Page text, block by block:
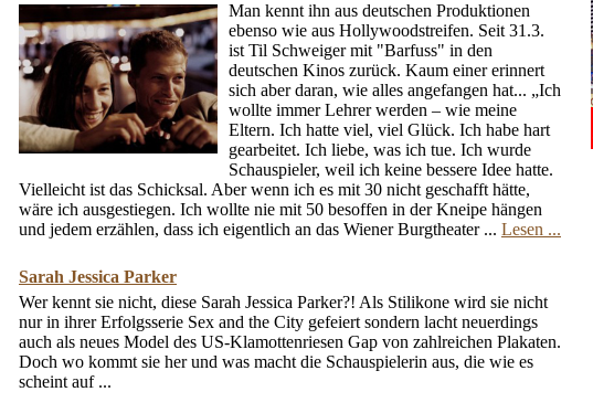
Man kennt ihn aus deutschen Produktionen
ebenso wie aus Hollywoodstreifen. Seit 31.3.
ist Til Schweiger mit "Barfuss" in den
deutschen Kinos zurück. Kaum einer erinnert
sich aber daran, wie alles angefangen hat... „Ich
wollte immer Lehrer werden – wie meine
Eltern. Ich hatte viel, viel Glück. Ich habe hart
gearbeitet. Ich liebe, was ich tue. Ich wurde
Schauspieler, weil ich keine bessere Idee hatte.
Vielleicht ist das Schicksal. Aber wenn ich es mit 30 nicht geschafft hätte,
wäre ich ausgestiegen. Ich wollte nie mit 50 besoffen in der Kneipe hängen
und jedem erzählen, dass ich eigentlich an das Wiener Burgtheater ... Lesen ...
Sarah Jessica Parker
Wer kennt sie nicht, diese Sarah Jessica Parker?! Als Stilikone wird sie nicht
nur in ihrer Erfolgsserie Sex and the City gefeiert sondern lacht neuerdings
auch als neues Model des US-Klamottenriesen Gap von zahlreichen Plakaten.
Doch wo kommt sie her und was macht die Schauspielerin aus, die wie es
scheint auf ...